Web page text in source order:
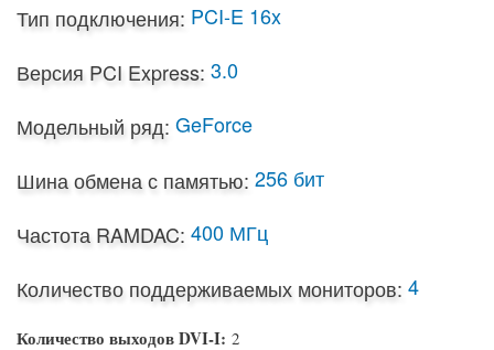
Тип подключения: PCI-E 16x
Версия PCI Express: 3.0
Модельный ряд: GeForce
Шина обмена с памятью: 256 бит
Частота RAMDAC: 400 МГц
Количество поддерживаемых мониторов: 4
Количество выходов DVI-I: 2